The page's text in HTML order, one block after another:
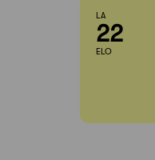
LA
22
ELO